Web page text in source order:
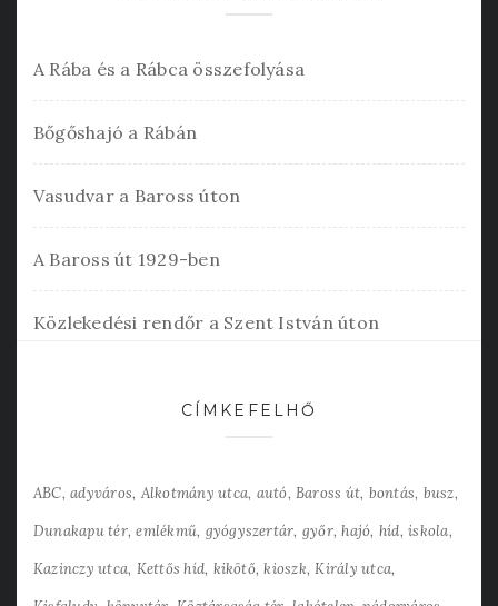
A Rába és a Rábca összefolyása
Bőgőshajó a Rábán
Vasudvar a Baross úton
A Baross út 1929-ben
Közlekedési rendőr a Szent István úton
CÍMKEFELHŐ
ABC adyváros Alkotmány utca autó Baross út bontás busz
Dunakapu tér emlékmű gyógyszertár győr hajó híd iskola
Kazinczy utca Kettős híd kikötő kioszk Király utca